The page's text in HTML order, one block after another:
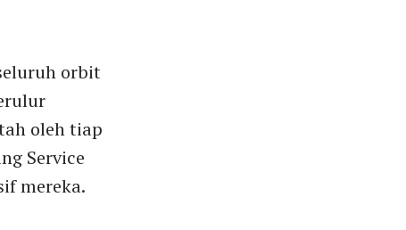
orbit
oleh tiap
Service
mereka.